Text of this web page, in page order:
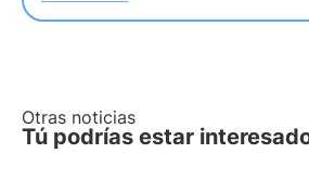
Otras noticias
Tú podrías estar